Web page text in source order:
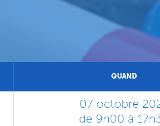
QUAND
07 octobre
de 9h00 à